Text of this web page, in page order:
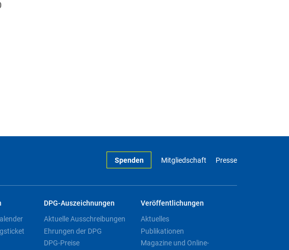
Spenden Mitgliedschaft Presse
DPG-Auszeichnungen
Aktuelle Ausschreibungen
Ehrungen der DPG
DPG-Preise
Veröffentlichungen
Aktuelles
Publikationen
Magazine und Online-